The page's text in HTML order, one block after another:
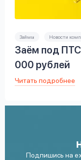
Займы Новости
Заём под
000 рублей
Читать подробнее
Подпишись на